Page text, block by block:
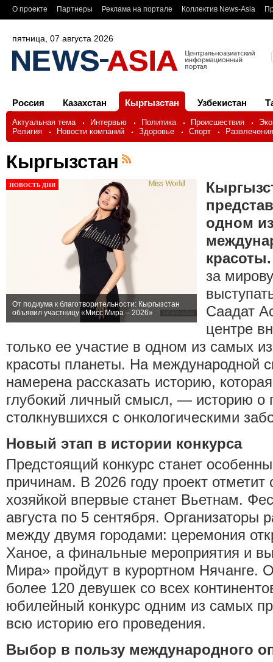
О проекте Партнеры Реклама на портале Коллектив News-Asia
пятница, 07 августа 2026
Россия Казахстан Кыргызстан Узбекистан
Актуальная тема Интервью Политика Происшествия
Религия
Новости компаний Здоровье Спорт Развлечения
Кыргызстан
От подиума к благотворительности: Кыргызстан
объявил участницу «Мисс Мира – 2026»
НОВОСТЬ ДНЯ
одном
красоты.
за
Саадат
центре
только ее участие в одном из самых
красоты планеты. На международной
намерена рассказать историю,
глубокий личный смысл, — историю о
столкнувшихся с онкологическими
Новый этап в истории конкурса
Предстоящий конкурс станет
причинам. В 2026 году проект отметит
хозяйкой впервые станет Вьетнам.
августа по 5 сентября. Организаторы
между двумя городами: церемония
Ханое, а финальные мероприятия и
Мира» пройдут в курортном Нячанге.
более 120 девушек со всех
юбилейный конкурс одним из самых
всю историю его проведения.
Выбор в пользу международного